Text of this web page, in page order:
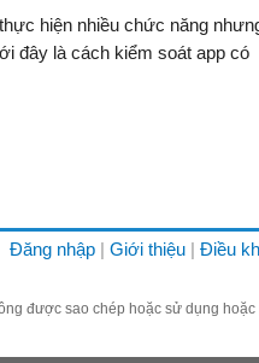
hiện nhiều chức năng
đây là cách kiểm soát app có
Đăng nhập Giới thiệu Điều
được sao chép hoặc sử dụng